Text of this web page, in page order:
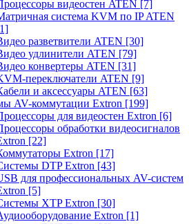
видеостен ATEN [7]
система KVM по IP ATEN
разветвители ATEN [30]
удлинители ATEN [79]
конвертеры ATEN [31]
переключатели ATEN [9]
и аксессуары ATEN [63]
AV-коммутации Extron [199]
для видеостен Extron [6]
обработки видеосигналов
[22]
Extron [17]
DTP Extron [43]
для профессиональных AV-систем
[5]
XTP Extron [30]
Extron [1]